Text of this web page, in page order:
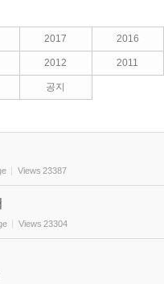
2017 2016
2012 2011
공지
Views 23387
Views 23304